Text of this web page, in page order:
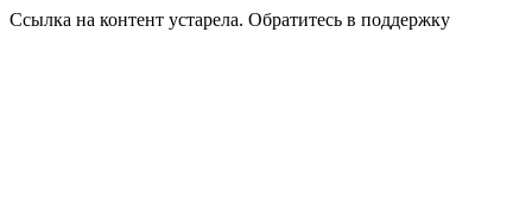
Ссылка на контент устарела. Обратитесь в поддержку